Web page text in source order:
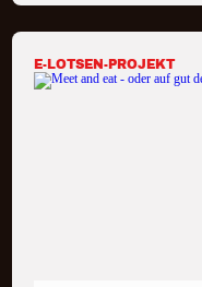
E-LOTSEN-PROJEKT